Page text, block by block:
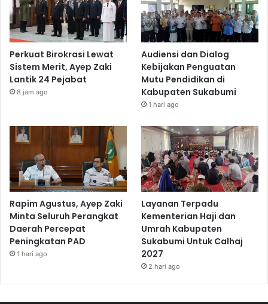
Perkuat Birokrasi Lewat
Sistem Merit, Ayep Zaki
Lantik 24 Pejabat
8 jam ago
Audiensi dan Dialog
Kebijakan Penguatan
Mutu Pendidikan di
Kabupaten Sukabumi
1 hari ago
Rapim Agustus, Ayep Zaki
Minta Seluruh Perangkat
Daerah Percepat
Peningkatan PAD
1 hari ago
Layanan Terpadu
Kementerian Haji dan
Umrah Kabupaten
Sukabumi Untuk Calhaj
2027
2 hari ago